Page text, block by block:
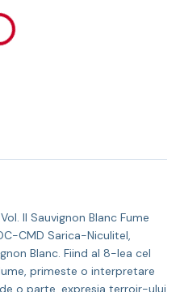
II Sauvignon Blanc Fume
CMD Sarica-Niculitel,
Blanc. Fiind al 8-lea cel
primeste o interpretare
o parte, expresia terroir-ului